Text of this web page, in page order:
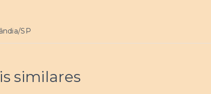
SP
similares